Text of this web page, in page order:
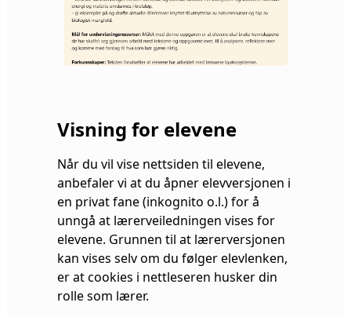
Visning for elevene
Når du vil vise nettsiden til elevene,
anbefaler vi at du åpner elevversjonen i
en privat fane (inkognito o.l.) for å
unngå at lærerveiledningen vises for
elevene. Grunnen til at lærerversjonen
kan vises selv om du følger elevlenken,
er at cookies i nettleseren husker din
rolle som lærer.